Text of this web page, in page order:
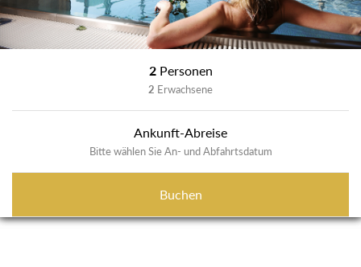
2 Personen
2 Erwachsene
Ankunft-Abreise
Bitte wählen Sie An- und Abfahrtsdatum
Buchen